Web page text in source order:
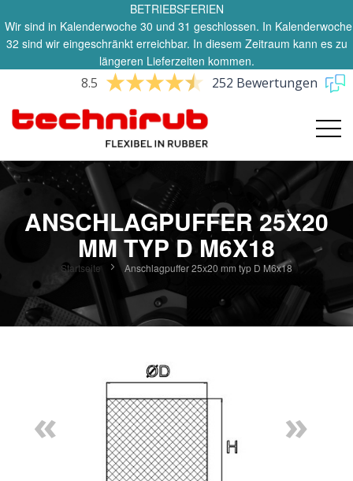
BETRIEBSFERIEN
Wir sind in Kalenderwoche 30 und 31 geschlossen. In Kalenderwoche
32 sind wir eingeschränkt erreichbar. In diesem Zeitraum kann es zu
längeren Lieferzeiten kommen.
8.5 252 Bewertungen
ANSCHLAGPUFFER 25X20
MM TYP D M6X18
Startseite Anschlagpuffer 25x20 mm typ D M6x18
« »